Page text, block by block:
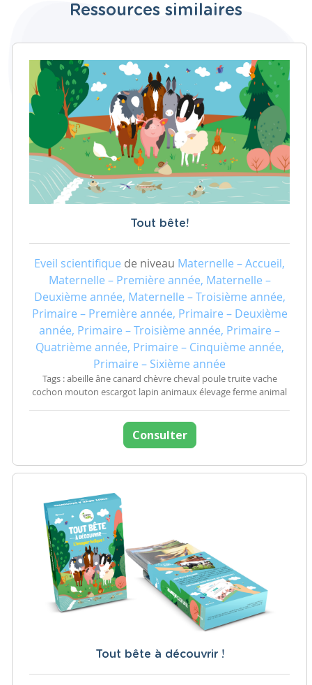
Ressources similaires
Tout bête!
Eveil scientifique de niveau Maternelle – Accueil,
Maternelle – Première année, Maternelle –
Deuxième année, Maternelle – Troisième année,
Primaire – Première année, Primaire – Deuxième
année, Primaire – Troisième année, Primaire –
Quatrième année, Primaire – Cinquième année,
Primaire – Sixième année
Tags : abeille âne canard chèvre cheval poule truite vache
cochon mouton escargot lapin animaux élevage ferme animal
Consulter
Tout bête à découvrir !